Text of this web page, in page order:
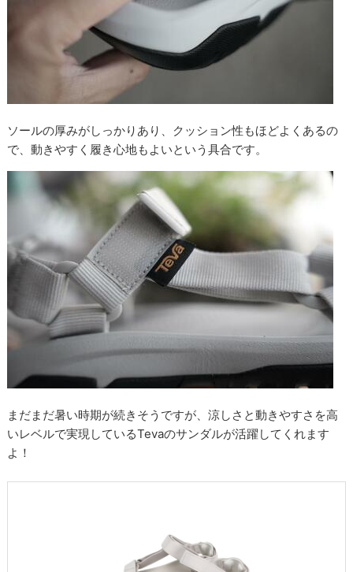
ソールの厚みがしっかりあり、クッション性もほどよくあるの
で、動きやすく履き心地もよいという具合です。
まだまだ暑い時期が続きそうですが、涼しさと動きやすさを高
いレベルで実現しているTevaのサンダルが活躍してくれます
よ！